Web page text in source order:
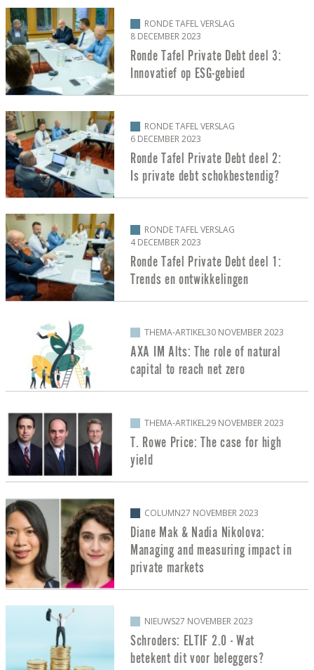
RONDE TAFEL VERSLAG
8 DECEMBER 2023
Ronde Tafel Private Debt deel 3:
Innovatief op ESG-gebied
RONDE TAFEL VERSLAG
6 DECEMBER 2023
Ronde Tafel Private Debt deel 2:
Is private debt schokbestendig?
RONDE TAFEL VERSLAG
4 DECEMBER 2023
Ronde Tafel Private Debt deel 1:
Trends en ontwikkelingen
THEMA-ARTIKEL30 NOVEMBER 2023
AXA IM Alts: The role of natural
capital to reach net zero
THEMA-ARTIKEL29 NOVEMBER 2023
T. Rowe Price: The case for high
yield
COLUMN27 NOVEMBER 2023
Diane Mak & Nadia Nikolova:
Managing and measuring impact in
private markets
NIEUWS27 NOVEMBER 2023
Schroders: ELTIF 2.0 - Wat
betekent dit voor beleggers?